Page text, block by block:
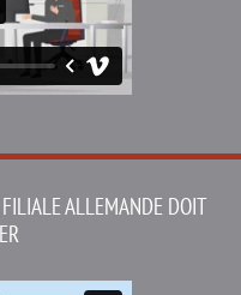
FILIALE ALLEMANDE DOIT